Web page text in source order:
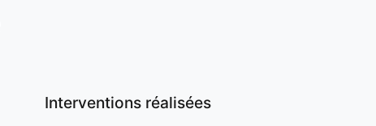
Interventions réalisées